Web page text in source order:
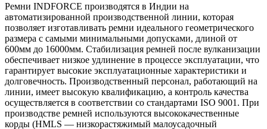
Ремни INDFORCE производятся в Индии на
автоматизированной производственной линии, которая
позволяет изготавливать ремни идеального геометрического
размера с самыми минимальными допусками, длиной от
600мм до 16000мм. Стабилизация ремней после вулканизации
обеспечивает низкое удлинение в процессе эксплуатации, что
гарантирует высокие эксплуатационные характеристики и
долговечность. Производственный персонал, работающий на
линии, имеет высокую квалификацию, а контроль качества
осуществляется в соответствии со стандартами ISO 9001. При
производстве ремней используются высококачественные
корды (HMLS — низкорастяжимый малоусадочный